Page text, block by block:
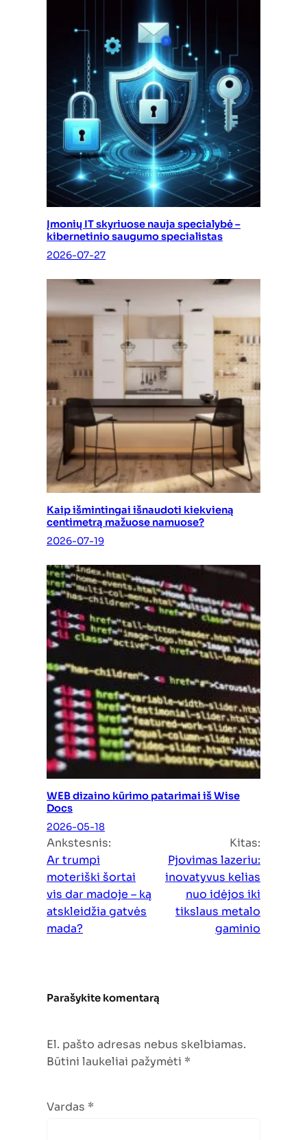
Įmonių IT skyriuose nauja specialybė –
kibernetinio saugumo specialistas
2026-07-27
Kaip išmintingai išnaudoti kiekvieną
centimetrą mažuose namuose?
2026-07-19
WEB dizaino kūrimo patarimai iš Wise
Docs
2026-05-18
Ankstesnis:
Ar trumpi
moteriški šortai
vis dar madoje – ką
atskleidžia gatvės
mada?
Kitas:
Pjovimas lazeriu:
inovatyvus kelias
nuo idėjos iki
tikslaus metalo
gaminio
Parašykite komentarą
El. pašto adresas nebus skelbiamas.
Būtini laukeliai pažymėti *
Vardas *